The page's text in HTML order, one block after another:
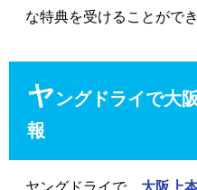
な特典を受けることができ
ヤングドライで大
報
ヤングドライで、 大阪上